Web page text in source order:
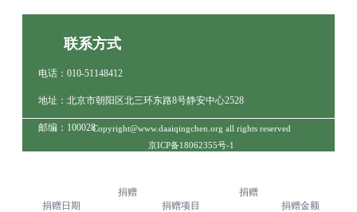
联系方式
电话：010-51148412
地址：北京市朝阳区北三环东路8号静安中心2528
邮编：100028Copyright@www.daaiqingchen.org all rights reserved
京ICP备18062355号-1
捐赠日期
捐赠
捐赠项目
捐赠
捐赠金额